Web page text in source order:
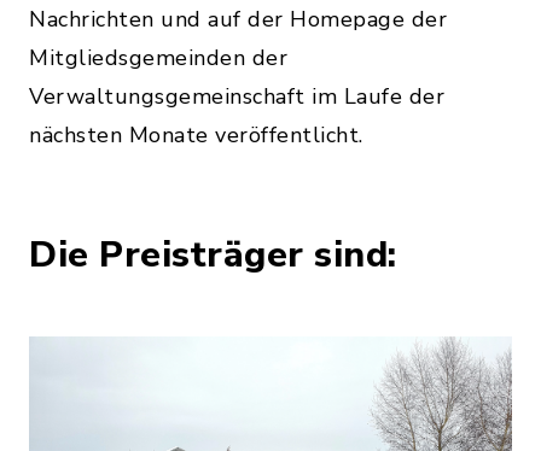
Nachrichten und auf der Homepage der
Mitgliedsgemeinden der
Verwaltungsgemeinschaft im Laufe der
nächsten Monate veröffentlicht.
Die Preisträger sind: